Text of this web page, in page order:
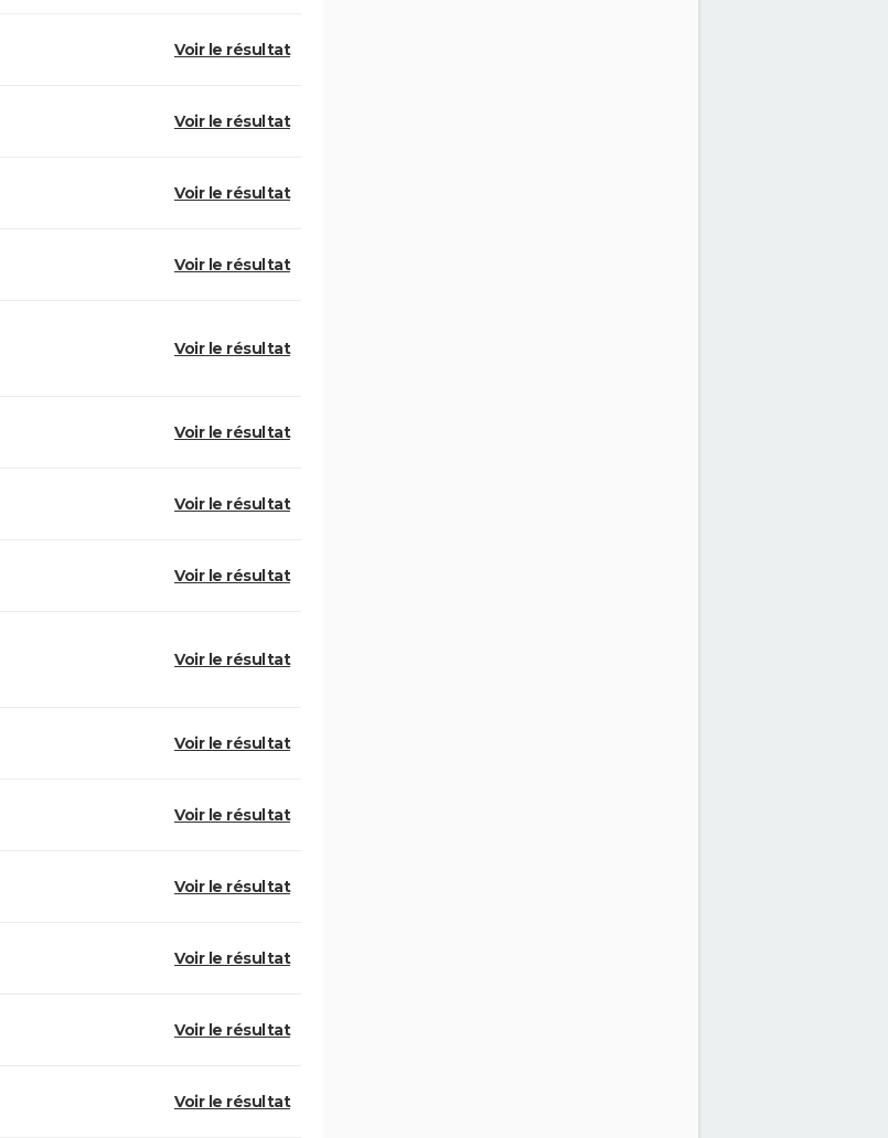
Voir le résultat
Voir le résultat
Voir le résultat
Voir le résultat
Voir le résultat
Voir le résultat
Voir le résultat
Voir le résultat
Voir le résultat
Voir le résultat
Voir le résultat
Voir le résultat
Voir le résultat
Voir le résultat
Voir le résultat